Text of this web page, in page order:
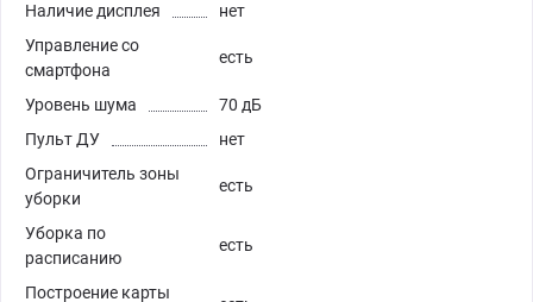
Наличие дисплея
нет
Управление со
смартфона
есть
Уровень шума
70 дБ
Пульт ДУ
нет
Ограничитель зоны
уборки
есть
Уборка по
расписанию
есть
Построение карты